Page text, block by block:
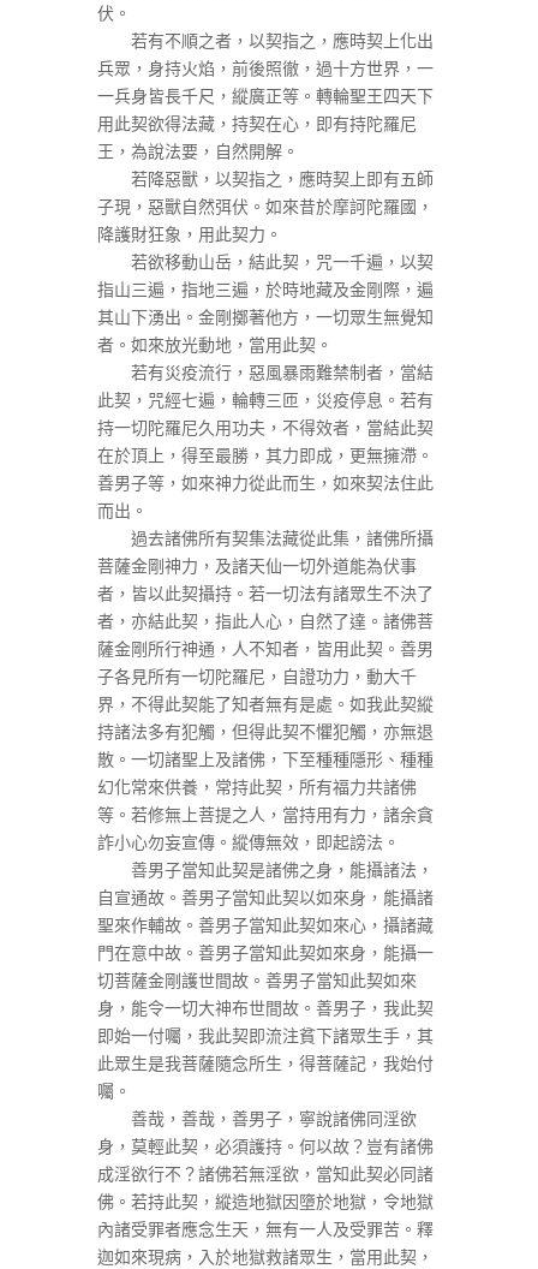
伏。
若有不順之者，以契指之，應時契上化出
兵眾，身持火焰，前後照徹，過十方世界，一
一兵身皆長千尺，縱廣正等。轉輪聖王四天下
用此契欲得法藏，持契在心，即有持陀羅尼
王，為說法要，自然開解。
若降惡獸，以契指之，應時契上即有五師
子現，惡獸自然弭伏。如來昔於摩訶陀羅國，
降護財狂象，用此契力。
若欲移動山岳，結此契，咒一千遍，以契
指山三遍，指地三遍，於時地藏及金剛際，遍
其山下湧出。金剛擲著他方，一切眾生無覺知
者。如來放光動地，當用此契。
若有災疫流行，惡風暴雨難禁制者，當結
此契，咒經七遍，輪轉三匝，災疫停息。若有
持一切陀羅尼久用功夫，不得效者，當結此契
在於頂上，得至最勝，其力即成，更無擁滯。
善男子等，如來神力從此而生，如來契法住此
而出。
過去諸佛所有契集法藏從此集，諸佛所攝
菩薩金剛神力，及諸天仙一切外道能為伏事
者，皆以此契攝持。若一切法有諸眾生不決了
者，亦結此契，指此人心，自然了達。諸佛菩
薩金剛所行神通，人不知者，皆用此契。善男
子各見所有一切陀羅尼，自證功力，動大千
界，不得此契能了知者無有是處。如我此契縱
持諸法多有犯觸，但得此契不懼犯觸，亦無退
散。一切諸聖上及諸佛，下至種種隱形、種種
幻化常來供養，常持此契，所有福力共諸佛
等。若修無上菩提之人，當持用有力，諸余貪
詐小心勿妄宣傳。縱傳無效，即起謗法。
善男子當知此契是諸佛之身，能攝諸法，
自宣通故。善男子當知此契以如來身，能攝諸
聖來作輔故。善男子當知此契如來心，攝諸藏
門在意中故。善男子當知此契如來身，能攝一
切菩薩金剛護世間故。善男子當知此契如來
身，能令一切大神布世間故。善男子，我此契
即始一付囑，我此契即流注貧下諸眾生手，其
此眾生是我菩薩隨念所生，得菩薩記，我始付
囑。
善哉，善哉，善男子，寧說諸佛同淫欲
身，莫輕此契，必須護持。何以故？豈有諸佛
成淫欲行不？諸佛若無淫欲，當知此契必同諸
佛。若持此契，縱造地獄因墮於地獄，令地獄
內諸受罪者應念生天，無有一人及受罪苦。釋
迦如來現病，入於地獄救諸眾生，當用此契，